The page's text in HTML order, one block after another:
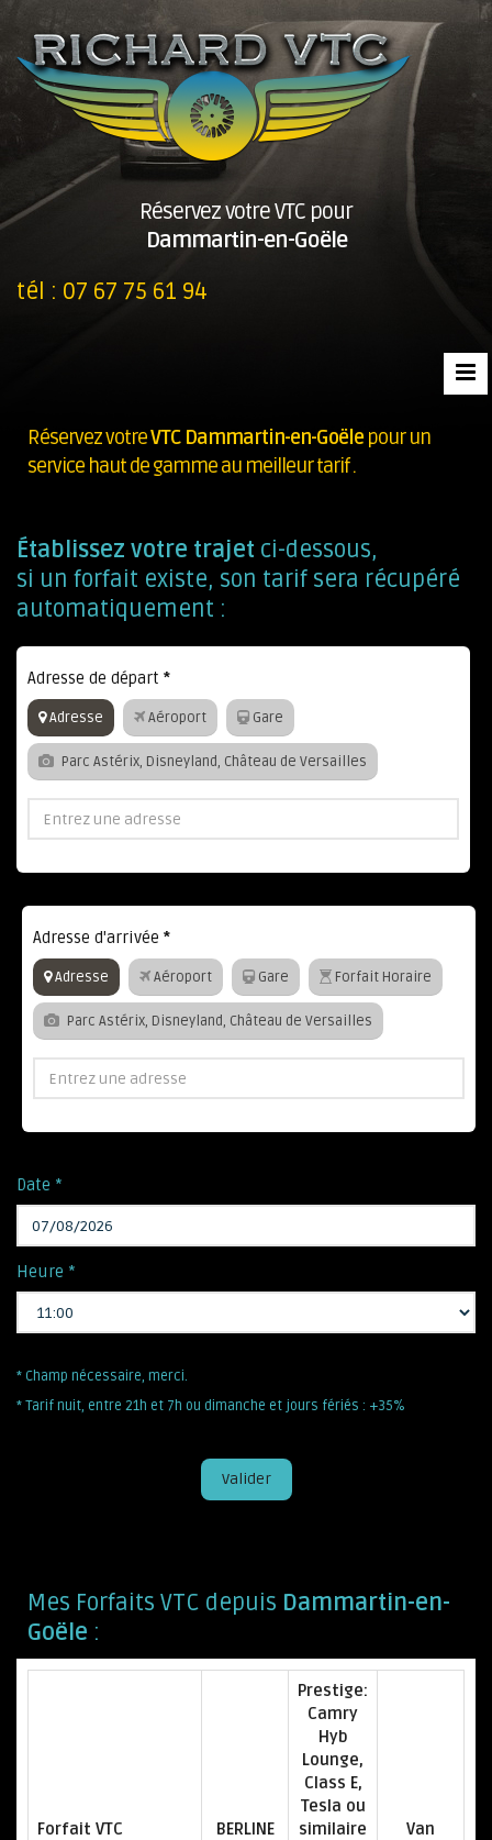
Réservez votre VTC pour
Dammartin-en-Goële
tél : 07 67 75 61 94
Réservez votreVTC Dammartin-en-Goëlepour un
service haut de gamme au meilleur tarif .
Établissez votre trajet ci-dessous,
si un forfait existe, son tarif sera récupéré
automatiquement :
Adresse de départ *
Adresse Aéroport Gare
Parc Astérix, Disneyland, Château de Versailles
Adresse d'arrivée *
Adresse Aéroport Gare Forfait Horaire
Parc Astérix, Disneyland, Château de Versailles
Date *
Heure *
* Champ nécessaire, merci.
* Tarif nuit, entre 21h et 7h ou dimanche et jours fériés : +35%
Valider
Mes Forfaits VTC depuis Dammartin-en-
Goële :
Forfait VTC BERLINE
Prestige:
Camry
Hyb
Lounge,
Class E,
Tesla ou
similaire
Van